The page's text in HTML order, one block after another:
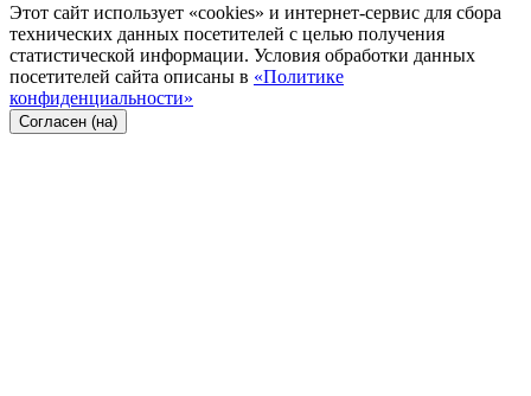
Этот сайт использует «cookies» и интернет-сервис для сбора
технических данных посетителей с целью получения
статистической информации. Условия обработки данных
посетителей сайта описаны в «Политике
конфиденциальности»
Согласен (на)